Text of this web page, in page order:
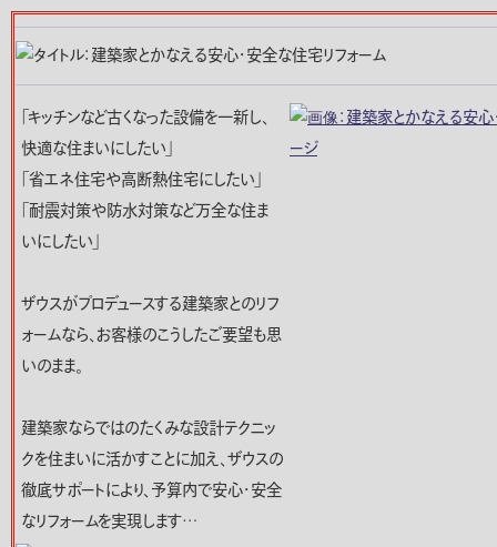
「キッチンなど古くなった設備を一新し、
快適な住まいにしたい」
「省エネ住宅や高断熱住宅にしたい」
「耐震対策や防水対策など万全な住ま
いにしたい」
ザウスがプロデュースする建築家とのリフ
ォームなら、お客様のこうしたご要望も思
いのまま。
建築家ならではのたくみな設計テクニッ
クを住まいに活かすことに加え、ザウスの
徹底サポートにより、予算内で安心・安全
なリフォームを実現します…